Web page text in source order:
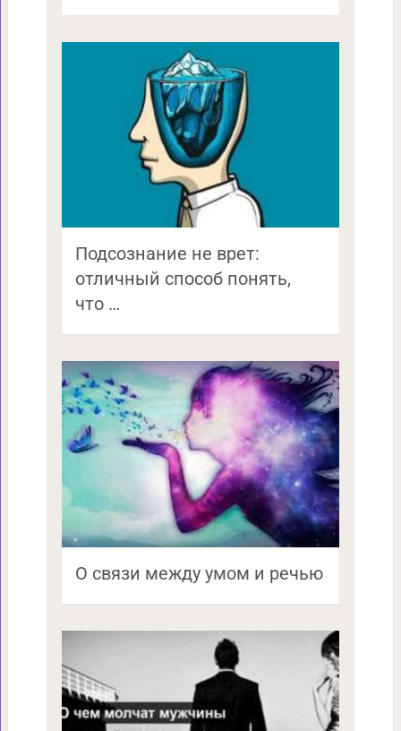
Подсознание не врет:
отличный способ понять,
что …
О связи между умом и речью